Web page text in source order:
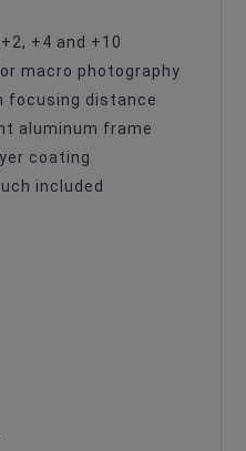
+4 and +10
macro photography
focusing distance
aluminum frame
coating
included